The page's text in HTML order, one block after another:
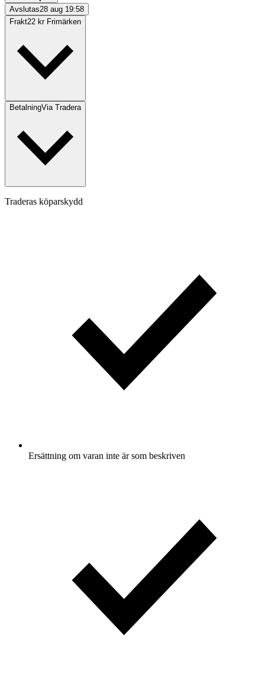
Avslutas28 aug 19:58
Frakt22 kr Frimärken
BetalningVia Tradera
Traderas köparskydd
Ersättning om varan inte är som beskriven